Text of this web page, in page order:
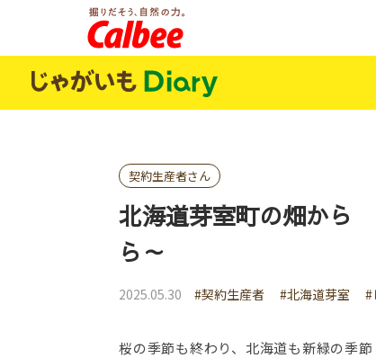
契約生産者さん
北海道芽室町の畑から
ら～
2025.05.30 #契約生産者 #北海道芽室 #
桜の季節も終わり、北海道も新緑の季